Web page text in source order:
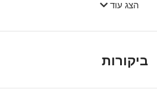
הצג עוד
ביקורות